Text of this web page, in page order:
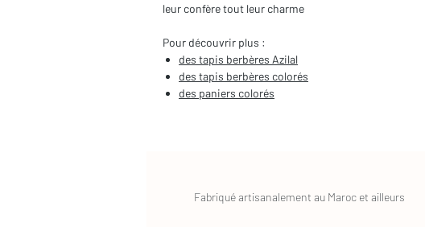
leur confère tout leur charme
Pour découvrir plus :
des tapis berbères Azilal
des tapis berbères colorés
des paniers colorés
Fabriqué artisanalement au Maroc et ailleurs